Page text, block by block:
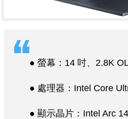
● 螢幕：14 吋、2.8K
● 處理器：Intel Core
● 顯示晶片：Intel Arc